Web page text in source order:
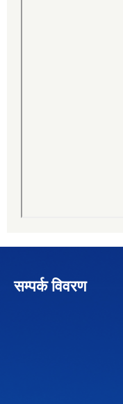
सम्पर्क विवरण